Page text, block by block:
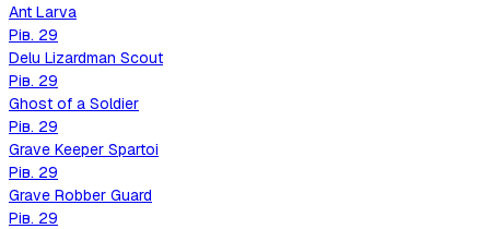
Ant Larva
Рів. 29
Delu Lizardman Scout
Рів. 29
Ghost of a Soldier
Рів. 29
Grave Keeper Spartoi
Рів. 29
Grave Robber Guard
Рів. 29